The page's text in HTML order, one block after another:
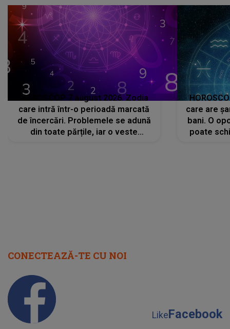
HOROSCOP 7 august 2026. Zodia
care intră într-o perioadă marcată
de încercări. Problemele se adună
din toate părțile, iar o veste
care are
bani. O
poate
CONECTEAZĂ-TE CU NOI
LikeFacebook